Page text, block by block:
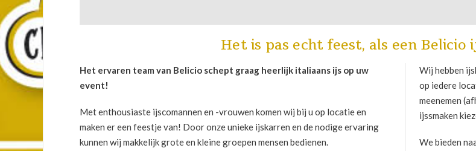
Het is pas echt feest, als een Belicio
Het ervaren team van Belicio schept graag heerlijk italiaans ijs op uw
event!
Met enthousiaste ijscomannen en -vrouwen komen wij bij u op locatie en
maken er een feestje van! Door onze unieke ijskarren en de nodige ervaring
kunnen wij makkelijk grote en kleine groepen mensen bedienen.
Wij hebben
op iedere
meenemen
ijssmaken
We bieden